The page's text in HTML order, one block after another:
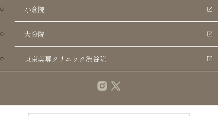
小倉院
大分院
東京美専クリニック渋谷院
小じわやクマが気になる方
肌質を改善したい人
肌の再生力を高めたい方